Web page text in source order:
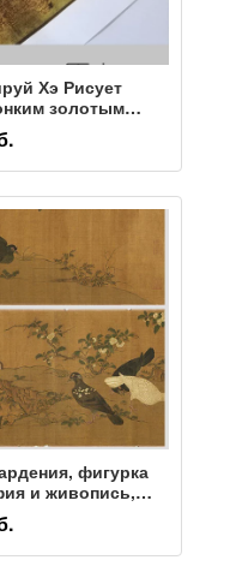
Хэ Рисует
золотым
древних
росписей
фигурка
и живопись,
с
китайская
вручную